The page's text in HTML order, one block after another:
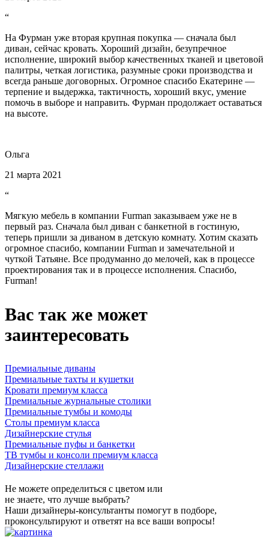
“
На Фурман уже вторая крупная покупка — сначала был
диван, сейчас кровать. Хороший дизайн, безупречное
исполнение, широкий выбор качественных тканей и цветовой
палитры, четкая логистика, разумные сроки производства и
всегда раньше договорных. Огромное спасибо Екатерине —
терпение и выдержка, тактичность, хороший вкус, умение
помочь в выборе и направить. Фурман продолжает оставаться
на высоте.
Ольга
21 марта 2021
“
Мягкую мебель в компании Furman заказываем уже не в
первый раз. Сначала был диван с банкетной в гостиную,
теперь пришли за диваном в детскую комнату. Хотим сказать
огромное спасибо, компании Furman и замечательной и
чуткой Татьяне. Все продуманно до мелочей, как в процессе
проектирования так и в процессе исполнения. Спасибо,
Furman!
Вас так же может
заинтересовать
Премиальные диваны
Премиальные тахты и кушетки
Кровати премиум класса
Премиальные журнальные столики
Премиальные тумбы и комоды
Столы премиум класса
Дизайнерские стулья
Премиальные пуфы и банкетки
ТВ тумбы и консоли премиум класса
Дизайнерские стеллажи
Не можете определиться с цветом или
не знаете, что лучше выбрать?
Наши дизайнеры-консультанты помогут в подборе,
проконсультируют и ответят на все ваши вопросы!